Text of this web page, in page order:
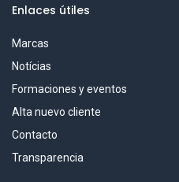
Enlaces útiles
Marcas
Notícias
Formaciones y eventos
Alta nuevo cliente
Contacto
Transparencia